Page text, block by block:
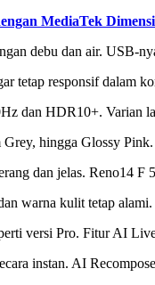
MediaTek
debu dan air. USB-
tetap responsif dalam
dan HDR10+. Varian
hingga Glossy
dan jelas. Reno14
warna kulit tetap
versi Pro. Fitur AI
instan. AI